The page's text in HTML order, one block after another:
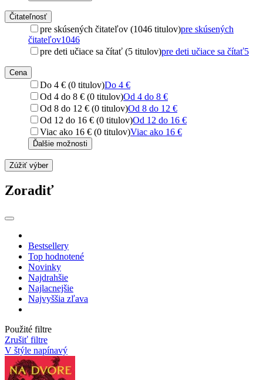
Čitateľnosť
pre skúsených čitateľov (1046 titulov)pre skúsených
čitateľov1046
pre deti učiace sa čítať (5 titulov)pre deti učiace sa čítať5
Cena
Do 4 € (0 titulov)Do 4 €
Od 4 do 8 € (0 titulov)Od 4 do 8 €
Od 8 do 12 € (0 titulov)Od 8 do 12 €
Od 12 do 16 € (0 titulov)Od 12 do 16 €
Viac ako 16 € (0 titulov)Viac ako 16 €
Ďalšie možnosti
Zúžiť výber
Zoradiť
Bestsellery
Top hodnotené
Novinky
Najdrahšie
Najlacnejšie
Najvyššia zľava
Použité filtre
Zrušiť filtre
V štýle napínavý